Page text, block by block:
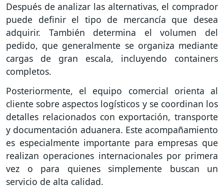
Después de analizar las alternativas, el comprador
puede definir el tipo de mercancía que desea
adquirir. También determina el volumen del
pedido, que generalmente se organiza mediante
cargas de gran escala, incluyendo containers
completos.
Posteriormente, el equipo comercial orienta al
cliente sobre aspectos logísticos y se coordinan los
detalles relacionados con exportación, transporte
y documentación aduanera. Este acompañamiento
es especialmente importante para empresas que
realizan operaciones internacionales por primera
vez o para quienes simplemente buscan un
servicio de alta calidad.